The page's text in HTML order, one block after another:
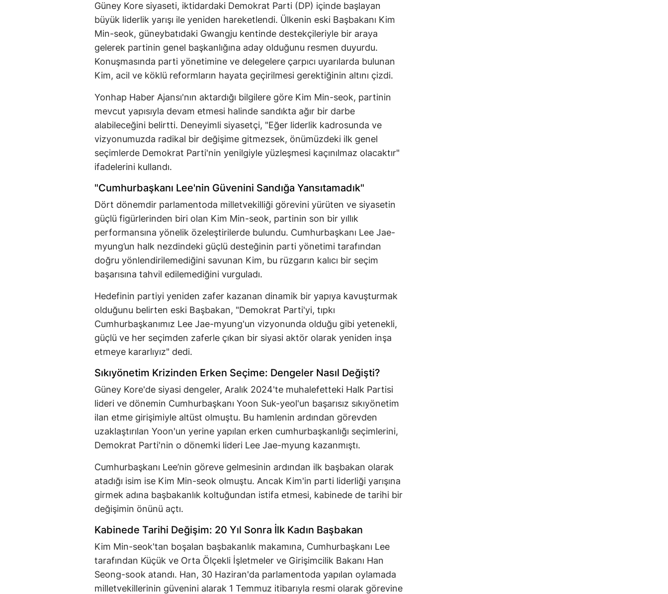
Güney Kore siyaseti, iktidardaki Demokrat Parti (DP) içinde başlayan
büyük liderlik yarışı ile yeniden hareketlendi. Ülkenin eski Başbakanı Kim
Min-seok, güneybatıdaki Gwangju kentinde destekçileriyle bir araya
gelerek partinin genel başkanlığına aday olduğunu resmen duyurdu.
Konuşmasında parti yönetimine ve delegelere çarpıcı uyarılarda bulunan
Kim, acil ve köklü reformların hayata geçirilmesi gerektiğinin altını çizdi.
Yonhap Haber Ajansı'nın aktardığı bilgilere göre Kim Min-seok, partinin
mevcut yapısıyla devam etmesi halinde sandıkta ağır bir darbe
alabileceğini belirtti. Deneyimli siyasetçi, "Eğer liderlik kadrosunda ve
vizyonumuzda radikal bir değişime gitmezsek, önümüzdeki ilk genel
seçimlerde Demokrat Parti'nin yenilgiyle yüzleşmesi kaçınılmaz olacaktır"
ifadelerini kullandı.
"Cumhurbaşkanı Lee'nin Güvenini Sandığa Yansıtamadık"
Dört dönemdir parlamentoda milletvekilliği görevini yürüten ve siyasetin
güçlü figürlerinden biri olan Kim Min-seok, partinin son bir yıllık
performansına yönelik özeleştirilerde bulundu. Cumhurbaşkanı Lee Jae-
myung’un halk nezdindeki güçlü desteğinin parti yönetimi tarafından
doğru yönlendirilemediğini savunan Kim, bu rüzgarın kalıcı bir seçim
başarısına tahvil edilemediğini vurguladı.
Hedefinin partiyi yeniden zafer kazanan dinamik bir yapıya kavuşturmak
olduğunu belirten eski Başbakan, "Demokrat Parti'yi, tıpkı
Cumhurbaşkanımız Lee Jae-myung'un vizyonunda olduğu gibi yetenekli,
güçlü ve her seçimden zaferle çıkan bir siyasi aktör olarak yeniden inşa
etmeye kararlıyız" dedi.
Sıkıyönetim Krizinden Erken Seçime: Dengeler Nasıl Değişti?
Güney Kore'de siyasi dengeler, Aralık 2024'te muhalefetteki Halk Partisi
lideri ve dönemin Cumhurbaşkanı Yoon Suk-yeol'un başarısız sıkıyönetim
ilan etme girişimiyle altüst olmuştu. Bu hamlenin ardından görevden
uzaklaştırılan Yoon'un yerine yapılan erken cumhurbaşkanlığı seçimlerini,
Demokrat Parti'nin o dönemki lideri Lee Jae-myung kazanmıştı.
Cumhurbaşkanı Lee’nin göreve gelmesinin ardından ilk başbakan olarak
atadığı isim ise Kim Min-seok olmuştu. Ancak Kim'in parti liderliği yarışına
girmek adına başbakanlık koltuğundan istifa etmesi, kabinede de tarihi bir
değişimin önünü açtı.
Kabinede Tarihi Değişim: 20 Yıl Sonra İlk Kadın Başbakan
Kim Min-seok'tan boşalan başbakanlık makamına, Cumhurbaşkanı Lee
tarafından Küçük ve Orta Ölçekli İşletmeler ve Girişimcilik Bakanı Han
Seong-sook atandı. Han, 30 Haziran'da parlamentoda yapılan oylamada
milletvekillerinin güvenini alarak 1 Temmuz itibarıyla resmi olarak görevine